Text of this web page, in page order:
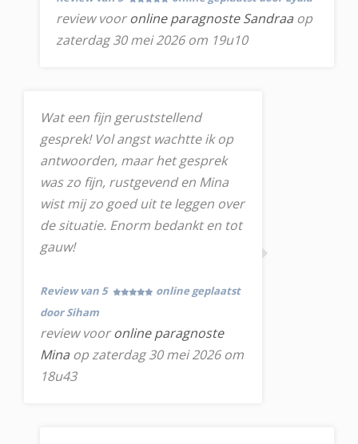
review vooronline paragnoste Sandraa op
zaterdag 30 mei 2026 om 19u10
Wat een fijn geruststellend
gesprek! Vol angst wachtte ik op
antwoorden, maar het gesprek
was zo fijn, rustgevend en Mina
wist mij zo goed uit te leggen over
de situatie. Enorm bedankt en tot
gauw!
Review van 5
online geplaatst
door Siham
review vooronline paragnoste
Mina op zaterdag 30 mei 2026 om
18u43